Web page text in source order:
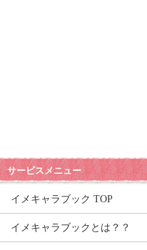
サービスメニュー
イメキャラブック TOP
イメキャラブックとは？？